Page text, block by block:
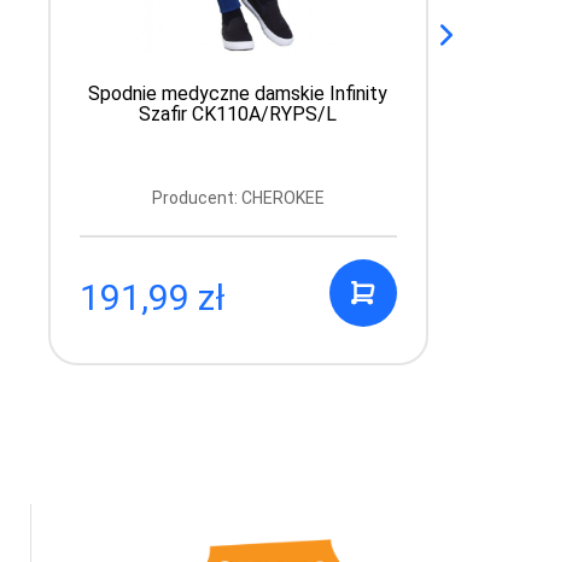
Spodnie medyczne damskie Infinity
Szafir CK110A/RYPS/L
Producent: CHEROKEE
191,99 zł